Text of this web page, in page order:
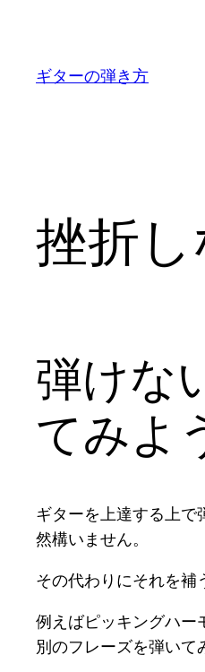
ギターの弾き方
挫折
弾けな
てみよ
ギターを上達する上で
然構いません。
その代わりにそれを補
例えばピッキングハー
別のフレーズを弾いて